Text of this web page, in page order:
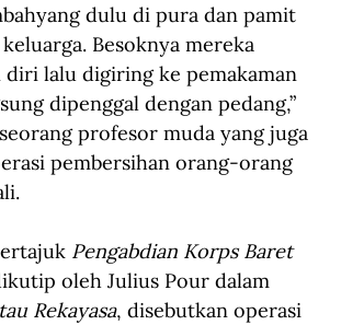
dulu di pura dan pamit
Besoknya mereka
diri lalu digiring ke pemakaman
dipenggal dengan pedang,”
profesor muda yang juga
pembersihan orang-orang
Pengabdian Korps Baret
oleh Julius Pour dalam
Rekayasa, disebutkan operasi